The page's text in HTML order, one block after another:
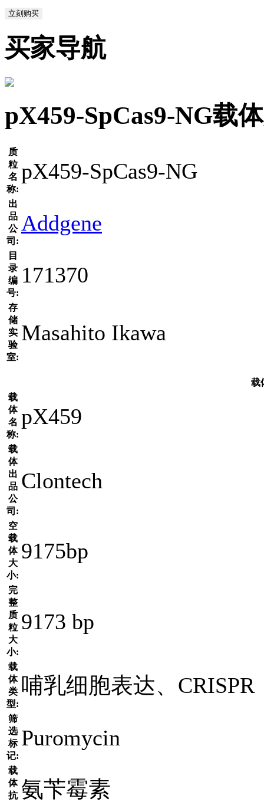
立刻购买
买家导航
pX459-SpCas9-NG载
质
粒
名
称:
pX459-SpCas9-NG
出
品
公
司:
Addgene
目
录
编
号:
171370
存
储
实
验
室:
Masahito Ikawa
载
载
体
名
称:
pX459
载
体
出
品
公
司:
Clontech
空
载
体
大
小:
9175bp
完
整
质
粒
大
小:
9173 bp
载
体
类
型:
哺乳细胞表达、CRISPR
筛
选
标
记:
Puromycin
载
体
抗 氨苄霉素